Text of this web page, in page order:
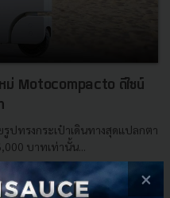
หม่ Motocompacto ดีไซน์
ปทรงกระเป๋าเดินทางสุดแปลกตา
บาทเท่านั้น...
×